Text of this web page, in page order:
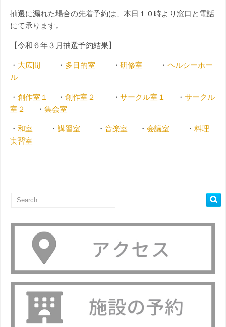
抽選に漏れた場合の先着予約は、本日１０時より窓口と電話
にて承ります。
【令和６年３月抽選予約結果】
・ 大広間 ・ 多目的室 ・ 研修室 ・ ヘルシーホー
ル
・ 創作室１ ・ 創作室２ ・ サークル室１ ・ サークル
室２
・ 集会室
・ 和室 ・ 講習室 ・ 音楽室 ・ 会議室 ・ 料理
実習室